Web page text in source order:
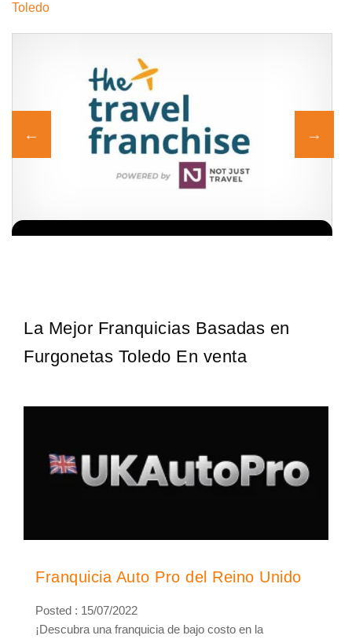
Toledo
La Mejor Franquicias Basadas en
Furgonetas Toledo En venta
Franquicia Auto Pro del Reino Unido
Posted : 15/07/2022
¡Descubra una franquicia de bajo costo en la